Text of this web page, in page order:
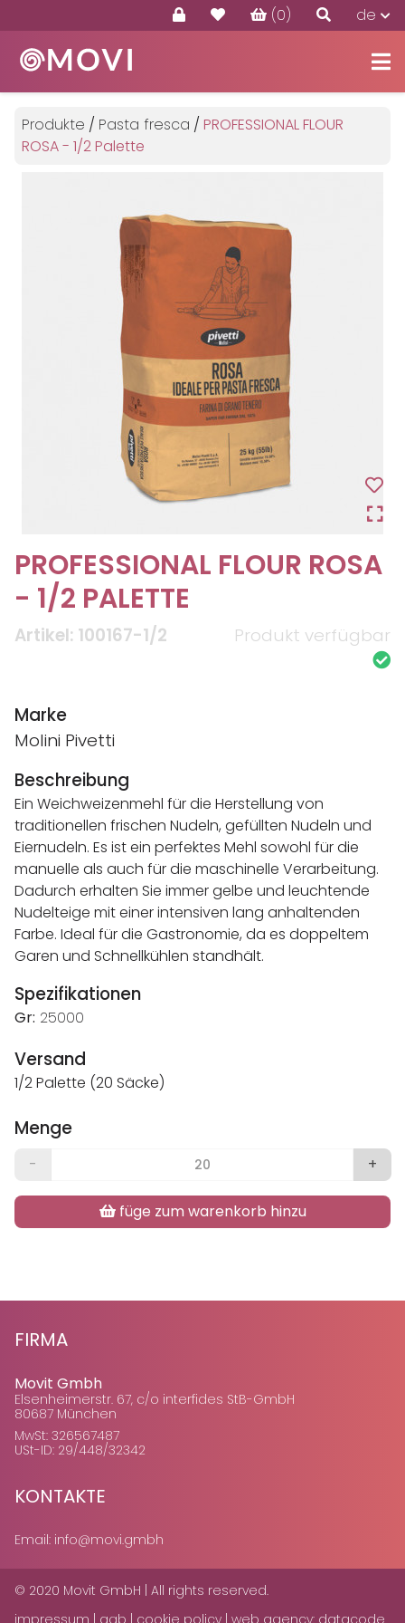
(0) de
Produkte
Kontakte
Produkte / Pasta fresca / PROFESSIONAL FLOUR
ROSA - 1/2 Palette
PROFESSIONAL FLOUR ROSA
- 1/2 PALETTE
Artikel: 100167-1/2 Produkt verfügbar
Marke
Molini Pivetti
Beschreibung
Ein Weichweizenmehl für die Herstellung von
traditionellen frischen Nudeln, gefüllten Nudeln und
Eiernudeln. Es ist ein perfektes Mehl sowohl für die
manuelle als auch für die maschinelle Verarbeitung.
Dadurch erhalten Sie immer gelbe und leuchtende
Nudelteige mit einer intensiven lang anhaltenden
Farbe. Ideal für die Gastronomie, da es doppeltem
Garen und Schnellkühlen standhält.
Spezifikationen
Gr: 25000
Versand
1/2 Palette (20 Säcke)
Menge
- +
füge zum warenkorb hinzu
FIRMA
Movit Gmbh
Elsenheimerstr. 67, c/o interfides StB-GmbH
80687 München
MwSt: 326567487
USt-ID: 29/448/32342
KONTAKTE
Email: info@movi.gmbh
© 2020 Movit GmbH | All rights reserved.
impressum
agb cookie policy web agency: datacode